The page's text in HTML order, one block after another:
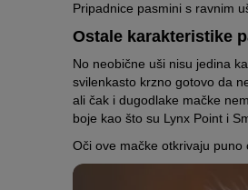
Pripadnice pasmini s ravnim
Ostale karakteristike
No neobične uši nisu jedina
svilenkasto krzno gotovo da
ali čak i dugodlake mačke
boje kao što su Lynx Point i
Oči ove mačke otkrivaju puno